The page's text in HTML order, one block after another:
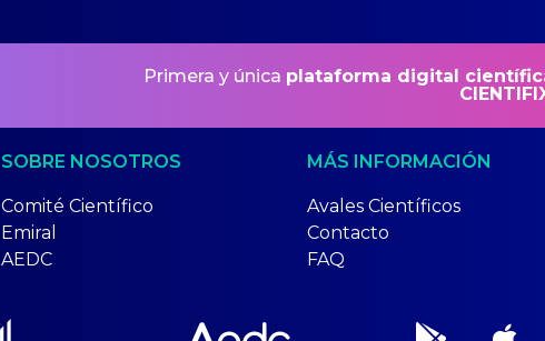
Primera y única plataforma digital
SOBRE NOSOTROS
Comité Científico
Emiral
AEDC
MÁS INFORMACIÓN
Avales Científicos
Contacto
FAQ